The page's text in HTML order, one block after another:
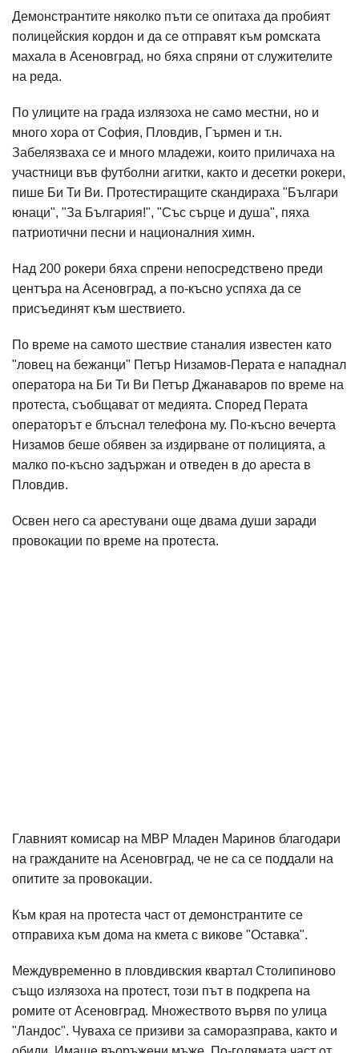
Демонстрантите няколко пъти се опитаха да пробият
полицейския кордон и да се отправят към ромската
махала в Асеновград, но бяха спряни от служителите
на реда.
По улиците на града излязоха не само местни, но и
много хора от София, Пловдив, Гърмен и т.н.
Забелязваха се и много младежи, които приличаха на
участници във футболни агитки, както и десетки рокери,
пише Би Ти Ви. Протестиращите скандираха "Българи
юнаци", "За България!", "Със сърце и душа", пяха
патриотични песни и националния химн.
Над 200 рокери бяха спрени непосредствено преди
центъра на Асеновград, а по-късно успяха да се
присъединят към шествието.
По време на самото шествие станалия известен като
"ловец на бежанци" Петър Низамов-Перата е нападнал
оператора на Би Ти Ви Петър Джанаваров по време на
протеста, съобщават от медията. Според Перата
операторът е блъснал телефона му. По-късно вечерта
Низамов беше обявен за издирване от полицията, а
малко по-късно задържан и отведен в до ареста в
Пловдив.
Освен него са арестувани още двама души заради
провокации по време на протеста.
Главният комисар на МВР Младен Маринов благодари
на гражданите на Асеновград, че не са се поддали на
опитите за провокации.
Към края на протеста част от демонстрантите се
отправиха към дома на кмета с викове "Оставка".
Междувременно в пловдивския квартал Столипиново
също излязоха на протест, този път в подкрепа на
ромите от Асеновград. Множеството вървя по улица
"Ландос". Чуваха се призиви за саморазправа, както и